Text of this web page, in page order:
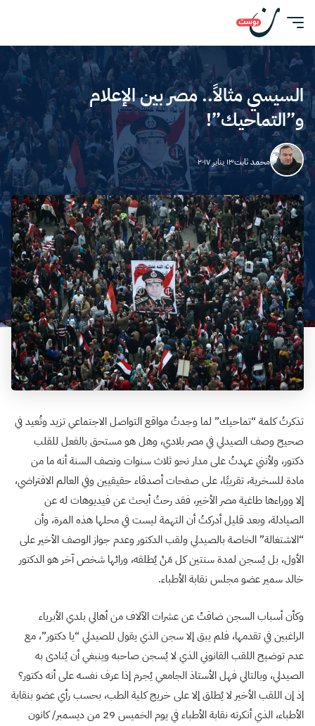
السيسي مثالاً.. مصر بين الإعلام
و”التماحيك”!
محمد ثابت١٣ يناير ٢٠١٧
تذكرتُ كلمة “تماحيك” لما وجدتُ مواقع التواصل الاجتماعي تزيد وتُعيد في
صحيح وصف الصيدلي في مصر بلادي، وهل هو مستحق بالفعل للقلب
دكتور، ولأنني عهدتُ على مدار نحو ثلاث سنوات ونصف السنة أنه ما من
مادة للسخرية، تقريبًا، على صفحات أصدقاء حقيقيين وفي العالم الافتراضي،
إلا ووراءها طاغية مصر الأخير، فقد رحتُ أبحث عن فيديوهات له عن
الصيادلة، وبعد قليل أدركتُ أن التهمة ليست في محلها هذه المرة، وأن
“الاشتغالة” الخاصة بالصيدلي ولقب الدكتور وعدم جواز الوصف الأخير على
الأول، بل يُسجن لمدة سنتين كل مَنْ يُطلقه، ورائها شخص آخر هو الدكتور
خالد سمير عضو مجلس نقابة الأطباء.
وكأن أسباب السجن ضاقتْ عن عشرات الآلاف من أهالي بلدي الأبرياء
الراغبين في تقدمها، فلم يبق إلا سجن الذي يقول للصيدلي “يا دكتور”، مع
عدم توضيح اللقب القانوني الذي لا يُسجن صاحبه وينبغي أن يُنادى به
الصيدلي، وبالتالي فهل الأستاذ الجامعي يُجرم إذا عرف نفسه على أنه دكتور؟
إذ إن اللقب الأخير لا يُطلق إلا على خريج كلية الطب، بحسب رأي عضو بنقابة
الأطباء، الذي أنكرته نقابة الأطباء في يوم الخميس 29 من ديسمبر/ كانون